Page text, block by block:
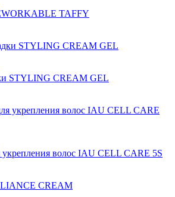
TAFFY
STYLING CREAM GEL
укрепления волос IAU CELL CARE 5S